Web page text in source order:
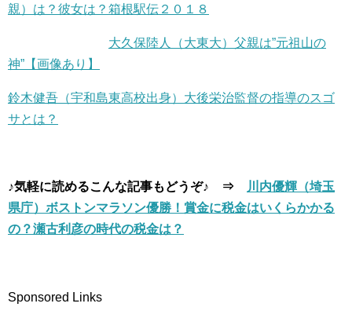
親）は？彼女は？箱根駅伝２０１８
大久保陸人（大東大）父親は”元祖山の
神”【画像あり】
鈴木健吾（宇和島東高校出身）大後栄治監督の指導のスゴ
サとは？
♪気軽に読めるこんな記事もどうぞ♪ ⇒
川内優輝（埼玉
県庁）ボストンマラソン優勝！賞金に税金はいくらかかる
の？瀬古利彦の時代の税金は？
Sponsored Links